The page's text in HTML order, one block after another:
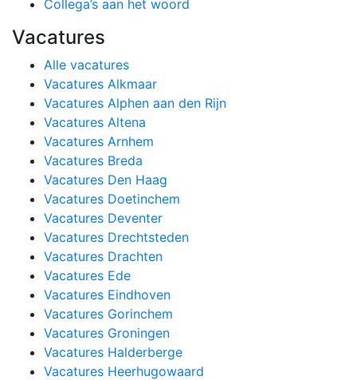
Collega’s aan het woord
Vacatures
Alle vacatures
Vacatures Alkmaar
Vacatures Alphen aan den Rijn
Vacatures Altena
Vacatures Arnhem
Vacatures Breda
Vacatures Den Haag
Vacatures Doetinchem
Vacatures Deventer
Vacatures Drechtsteden
Vacatures Drachten
Vacatures Ede
Vacatures Eindhoven
Vacatures Gorinchem
Vacatures Groningen
Vacatures Halderberge
Vacatures Heerhugowaard